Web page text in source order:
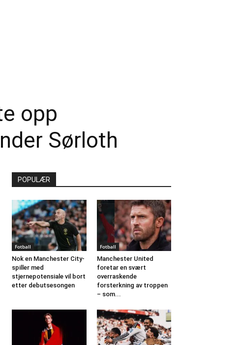
opp
Sørloth
POPULÆR
Fotball
Nok en Manchester City-
spiller med
stjernepotensiale vil bort
etter debutsesongen
Fotball
Manchester United
foretar en svært
overraskende
forsterkning av troppen
– som...